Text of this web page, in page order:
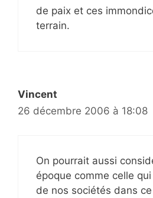
de paix et ces
terrain.
Vincent
26 décembre 2006 à 18:08
On pourrait aussi
époque comme celle qui
de nos sociétés dans